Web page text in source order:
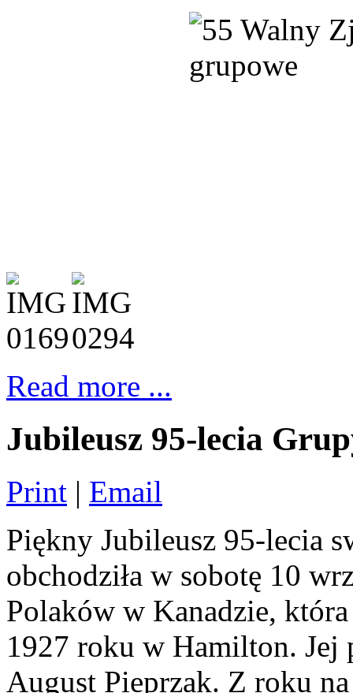
Read more ...
Jubileusz 95-lecia
Print | Email
Piękny Jubileusz 95-lecia
obchodziła w sobotę 10
Polaków w Kanadzie, która
1927 roku w Hamilton. Jej
August Pieprzak. Z roku